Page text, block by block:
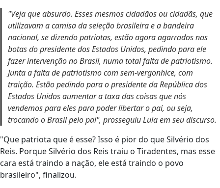
"Veja que absurdo. Esses mesmos cidadãos ou cidadãs, que
utilizavam a camisa da seleção brasileira e a bandeira
nacional, se dizendo patriotas, estão agora agarrados nas
botas do presidente dos Estados Unidos, pedindo para ele
fazer intervenção no Brasil, numa total falta de patriotismo.
Junta a falta de patriotismo com sem-vergonhice, com
traição. Estão pedindo para o presidente da República dos
Estados Unidos aumentar a taxa das coisas que nós
vendemos para eles para poder libertar o pai, ou seja,
trocando o Brasil pelo pai", prosseguiu Lula em seu discurso.
"Que patriota que é esse? Isso é pior do que Silvério dos
Reis. Porque Silvério dos Reis traiu o Tiradentes, mas esse
cara está traindo a nação, ele está traindo o povo
brasileiro", finalizou.